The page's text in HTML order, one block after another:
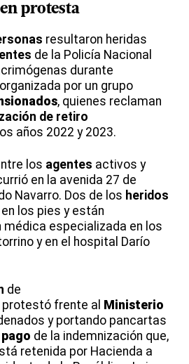
en protesta
resultaron heridas
de la Policía Nacional
durante
por un grupo
, quienes reclaman
de retiro
años 2022 y 2023.
los agentes activos y
en la avenida 27 de
Navarro. Dos de los heridos
los pies y están
médica especializada en los
y en el hospital Darío
de
protestó frente al Ministerio
y portando pancartas
pago de la indemnización que,
retenida por Hacienda a